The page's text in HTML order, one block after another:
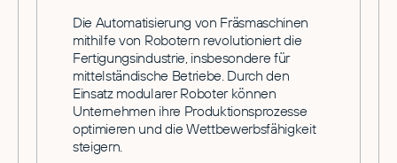
Die Automatisierung von Fräsmaschinen
mithilfe von Robotern revolutioniert die
Fertigungsindustrie, insbesondere für
mittelständische Betriebe. Durch den
Einsatz modularer Roboter können
Unternehmen ihre Produktionsprozesse
optimieren und die Wettbewerbsfähigkeit
steigern.